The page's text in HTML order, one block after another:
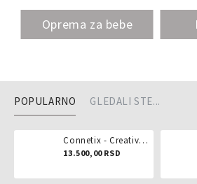
Oprema za bebe
POPULARNO GLEDALI STE...
Connetix - Creative pack 102 dela
13.500,00 RSD